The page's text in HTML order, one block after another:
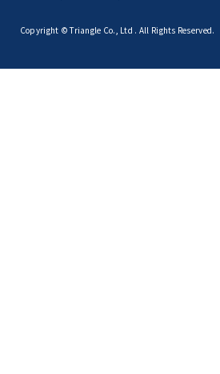
Copyright © Triangle Co., Ltd . All Rights Reserved.